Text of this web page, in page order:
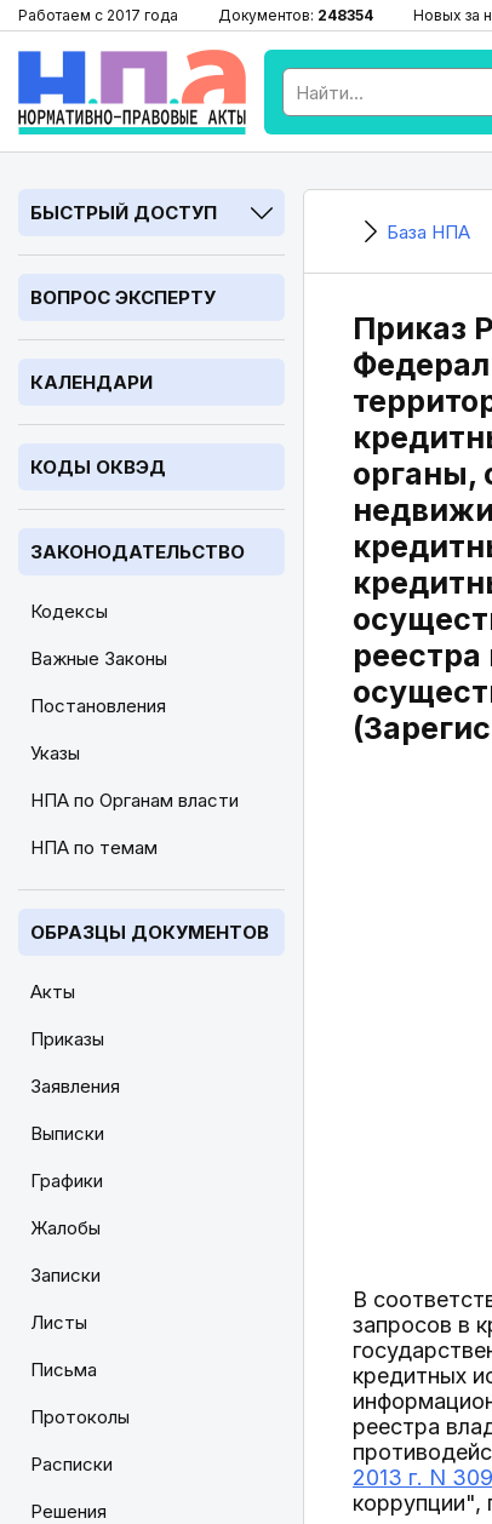
Работаем с 2017 года Документов: 248354 Новых за
БЫСТРЫЙ ДОСТУП
ВОПРОС ЭКСПЕРТУ
КАЛЕНДАРИ
КОДЫ ОКВЭД
ЗАКОНОДАТЕЛЬСТВО
Кодексы
Важные Законы
Постановления
Указы
НПА по Органам власти
НПА по темам
ОБРАЗЦЫ ДОКУМЕНТОВ
Акты
Приказы
Заявления
Выписки
Графики
Жалобы
Записки
Листы
Письма
Протоколы
Расписки
Решения
База НПА
Приказ
органы,
В
запросов в
кредитных
реестра
2013 г. N 309
коррупции",